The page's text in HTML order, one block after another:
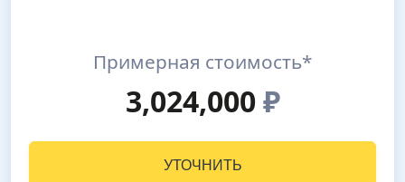
Примерная стоимость*
3,024,000₽
УТОЧНИТЬ